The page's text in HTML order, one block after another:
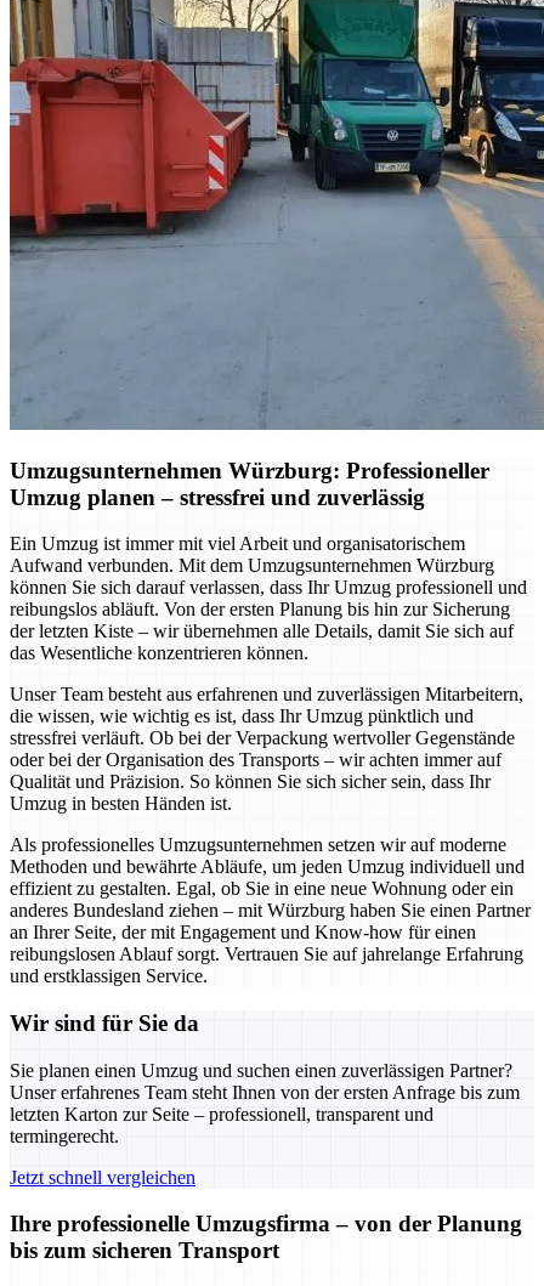
Umzugsunternehmen Würzburg: Professioneller
Umzug planen – stressfrei und zuverlässig
Ein Umzug ist immer mit viel Arbeit und organisatorischem
Aufwand verbunden. Mit dem Umzugsunternehmen Würzburg
können Sie sich darauf verlassen, dass Ihr Umzug professionell und
reibungslos abläuft. Von der ersten Planung bis hin zur Sicherung
der letzten Kiste – wir übernehmen alle Details, damit Sie sich auf
das Wesentliche konzentrieren können.
Unser Team besteht aus erfahrenen und zuverlässigen Mitarbeitern,
die wissen, wie wichtig es ist, dass Ihr Umzug pünktlich und
stressfrei verläuft. Ob bei der Verpackung wertvoller Gegenstände
oder bei der Organisation des Transports – wir achten immer auf
Qualität und Präzision. So können Sie sich sicher sein, dass Ihr
Umzug in besten Händen ist.
Als professionelles Umzugsunternehmen setzen wir auf moderne
Methoden und bewährte Abläufe, um jeden Umzug individuell und
effizient zu gestalten. Egal, ob Sie in eine neue Wohnung oder ein
anderes Bundesland ziehen – mit Würzburg haben Sie einen Partner
an Ihrer Seite, der mit Engagement und Know-how für einen
reibungslosen Ablauf sorgt. Vertrauen Sie auf jahrelange Erfahrung
und erstklassigen Service.
Wir sind für Sie da
Sie planen einen Umzug und suchen einen zuverlässigen Partner?
Unser erfahrenes Team steht Ihnen von der ersten Anfrage bis zum
letzten Karton zur Seite – professionell, transparent und
termingerecht.
Jetzt schnell vergleichen
Ihre professionelle Umzugsfirma – von der Planung
bis zum sicheren Transport